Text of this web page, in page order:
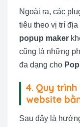
Ngoài ra, các
tiêu theo vị trí
popup maker
cũng là những
đa dạng cho
4. Quy
website
Sau đây là